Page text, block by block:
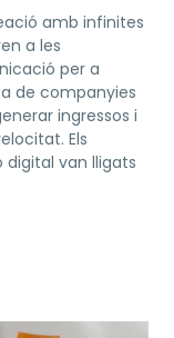
amb infinites
a les
per a
de companyies
ingressos i
Els
van lligats